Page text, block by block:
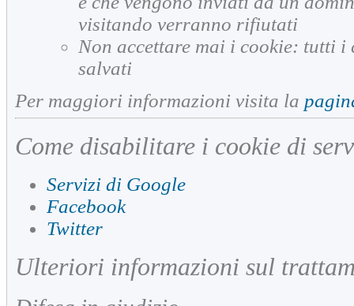
visitando verranno rifiutati
Non accettare mai i cookie: tutti
salvati
Per maggiori informazioni visita la
Come disabilitare i cookie di
Servizi di Google
Facebook
Twitter
Ulteriori informazioni sul